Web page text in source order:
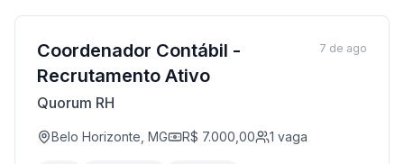
Coordenador Contábil -
Recrutamento Ativo
Quorum RH
Belo Horizonte, MG R$ 7.000,00 1 vaga
7 de ago